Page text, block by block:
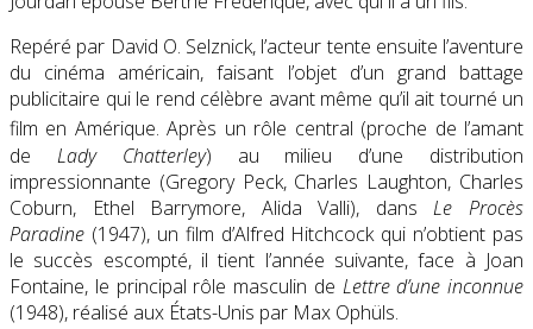
Repéré par David O. Selznick, l’acteur tente ensuite l’aventure
du cinéma américain, faisant l’objet d’un grand battage
publicitaire qui le rend célèbre avant même qu’il ait tourné un
film en Amérique. Après un rôle central (proche de l’amant
de Lady Chatterley) au milieu d’une distribution
impressionnante (Gregory Peck, Charles Laughton, Charles
Coburn, Ethel Barrymore, Alida Valli), dansLe Procès
Paradine (1947), un film d’Alfred Hitchcock qui n’obtient pas
le succès escompté, il tient l’année suivante, face à Joan
Fontaine, le principal rôle masculin de Lettre d’une inconnue
(1948), réalisé aux États-Unis par Max Ophüls.